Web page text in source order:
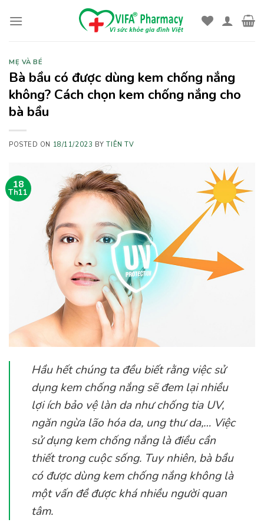
MẸ VÀ BÉ
Bà bầu có được dùng kem chống nắng
không? Cách chọn kem chống nắng cho
bà bầu
POSTED ON 18/11/2023 BYTIÊN TV
18
Th11
Hầu hết chúng ta đều biết rằng việc sử
dụng kem chống nắng sẽ đem lại nhiều
lợi ích bảo vệ làn da như chống tia UV,
ngăn ngừa lão hóa da, ung thư da,… Việc
sử dụng kem chống nắng là điều cần
thiết trong cuộc sống. Tuy nhiên, bà bầu
có được dùng kem chống nắng không là
một vấn đề được khá nhiều người quan
tâm.